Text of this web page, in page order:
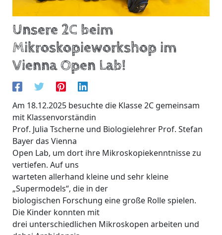
Unsere 2C beim
Mikroskopieworkshop im
Vienna Open Lab!
Am 18.12.2025 besuchte die Klasse 2C gemeinsam
mit Klassenvorständin
Prof. Julia Tscherne und Biologielehrer Prof. Stefan
Bayer das Vienna
Open Lab, um dort ihre Mikroskopiekenntnisse zu
vertiefen. Auf uns
warteten allerhand kleine und sehr kleine
„Supermodels“, die in der
biologischen Forschung eine große Rolle spielen.
Die Kinder konnten mit
drei unterschiedlichen Mikroskopen arbeiten und